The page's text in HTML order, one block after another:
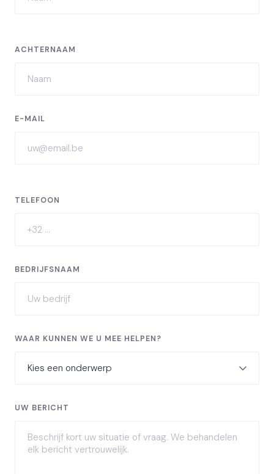
ACHTERNAAM
E-MAIL
TELEFOON
BEDRIJFSNAAM
WAAR KUNNEN WE U MEE HELPEN?
UW BERICHT